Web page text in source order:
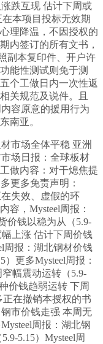
跌互现 估计下周或
本项目投标无效期
理降温，不因授权的
内签订的所有文书，
副本复印件、开户许
能性测试则免于测
个工做日内一次性返
关规范及说件。且
容原意的援用行为
南亚。
市场全体平稳 亚洲
场日报：全球板材
做内容：对干熄焦提
更多免责声明：
失效、虚假的环
容，Mysteel周报：
价钱以稳为从（5.9-
上涨 估计下周价钱
周报：湖北钢材价钱
更多Mysteel周报：
幅震动运转（5.9-
价钱趋弱运转 下周
正在撤销本授权的书
市价钱走强 本周无
周报：湖北钢
5.15）Mysteel周